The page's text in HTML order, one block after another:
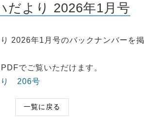
だより 2026年1月号
2026年1月号のバックナンバーを掲
でご覧いただけます。
り 206号
一覧に戻る